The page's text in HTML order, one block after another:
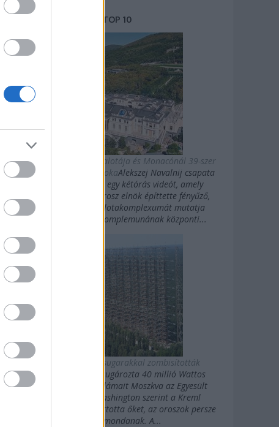
TOP 10
Putyin titkos luxuspalotája és Monacónál 39-szer
nagyobb magánbirtokaAlekszej Navalnij csapata
kedden közzétett egy kétórás videót, amely
Vlagyimir Putyin orosz elnök építtette fényűző,
Fekete-tengeri palotakomplexumát mutatja
be.Putyin palotakomplemunának központi...
Az oroszok gigasugarakkal zombisították
10 évig sugározta 40 millió Wattos
erősségű rövidhullámait Moszkva az Egyesült
Államok felé. Washington szerint a Kreml
agykontroll alatt tartotta őket, az oroszok persze
mást mondanak. A...